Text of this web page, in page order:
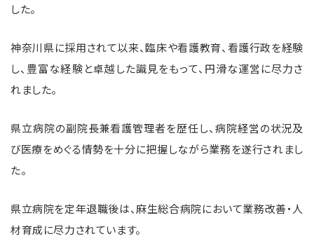
した。
神奈川県に採用されて以来、臨床や看護教育、看護行政を経験
し、豊富な経験と卓越した識見をもって、円滑な運営に尽力さ
れました。
県立病院の副院長兼看護管理者を歴任し、病院経営の状況及
び医療をめぐる情勢を十分に把握しながら業務を遂行されまし
た。
県立病院を定年退職後は、麻生総合病院において業務改善・人
材育成に尽力されています。